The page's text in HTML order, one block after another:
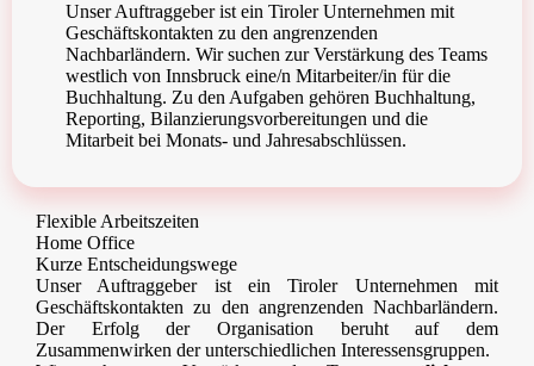
Unser Auftraggeber ist ein Tiroler Unternehmen mit
Geschäftskontakten zu den angrenzenden
Nachbarländern. Wir suchen zur Verstärkung des Teams
westlich von Innsbruck eine/n Mitarbeiter/in für die
Buchhaltung. Zu den Aufgaben gehören Buchhaltung,
Reporting, Bilanzierungsvorbereitungen und die
Mitarbeit bei Monats- und Jahresabschlüssen.
Flexible Arbeitszeiten
Home Office
Kurze Entscheidungswege
Unser Auftraggeber ist ein Tiroler Unternehmen mit
Geschäftskontakten zu den angrenzenden Nachbarländern.
Der Erfolg der Organisation beruht auf dem
Zusammenwirken der unterschiedlichen Interessensgruppen.